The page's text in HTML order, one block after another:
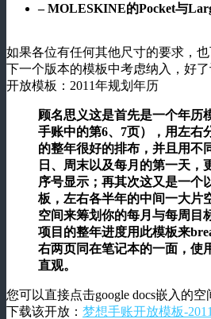
– MOLESKINE的Pocket与
如果各位有任何其他尺寸的要求，
下一个版本的模板中考虑纳入，好
开放模板：2011年规划年历
顾名思义这是首先是一个年历
手账中的第6、7页），用左右
的整年很好的排布，并且用不
日、周末以及每月的第一天，
序号显示；再其次这又是一个
板，左右各半年的中间一大片
空间来筹划你的每月与每周目
项目的整年进度用此模板来
右两页同在笔记本的一面，使
直观。
您可以直接点击google docs嵌入的
下载该开放： 梦想手账开放模板-